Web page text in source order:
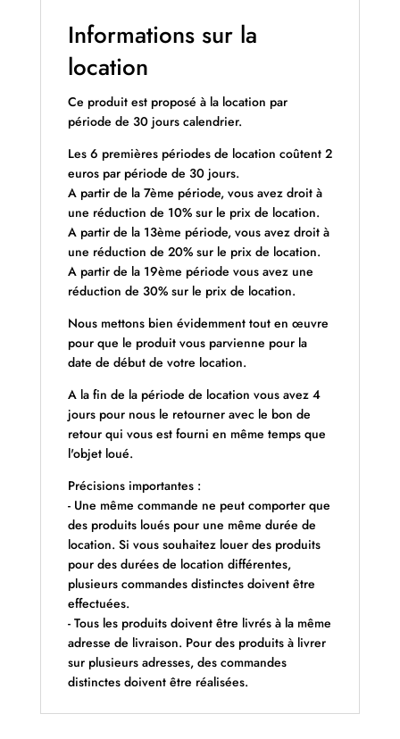
Informations sur la
location
Ce produit est proposé à la location par
période de 30 jours calendrier.
Les 6 premières périodes de location coûtent 2
euros par période de 30 jours.
A partir de la 7ème période, vous avez droit à
une réduction de 10% sur le prix de location.
A partir de la 13ème période, vous avez droit à
une réduction de 20% sur le prix de location.
A partir de la 19ème période vous avez une
réduction de 30% sur le prix de location.
Nous mettons bien évidemment tout en œuvre
pour que le produit vous parvienne pour la
date de début de votre location.
A la fin de la période de location vous avez 4
jours pour nous le retourner avec le bon de
retour qui vous est fourni en même temps que
l'objet loué.
Précisions importantes :
- Une même commande ne peut comporter que
des produits loués pour une même durée de
location. Si vous souhaitez louer des produits
pour des durées de location différentes,
plusieurs commandes distinctes doivent être
effectuées.
- Tous les produits doivent être livrés à la même
adresse de livraison. Pour des produits à livrer
sur plusieurs adresses, des commandes
distinctes doivent être réalisées.